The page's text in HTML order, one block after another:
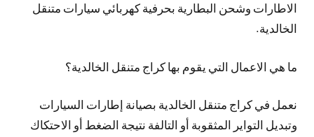
الاطارات وشحن البطارية بحرفية كهربائي سيارات متنقل
الخالدية.
ما هي الاعمال التي يقوم بها كراج متنقل الخالدية؟
نعمل في كراج متنقل الخالدية بصيانة إطارات السيارات
وتبديل التواير المثقوبة أو التالفة نتيجة الضغط أو الاحتكاك